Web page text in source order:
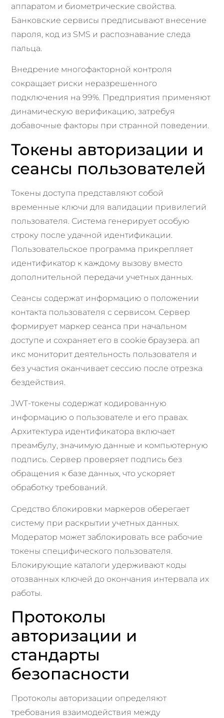
аппаратом и биометрические свойства.
Банковские сервисы предписывают внесение
пароля, код из SMS и распознавание следа
пальца.
Внедрение многофакторной контроля
сокращает риски неразрешенного
подключения на 99%. Предприятия применяют
динамическую верификацию, затребуя
добавочные факторы при странной поведении.
Токены авторизации и
сеансы пользователей
Токены доступа представляют собой
временные ключи для валидации привилегий
пользователя. Система генерирует особую
строку после удачной идентификации.
Пользовательское программа прикрепляет
идентификатор к каждому вызову вместо
дополнительной передачи учетных данных.
Сеансы содержат информацию о положении
контакта пользователя с сервисом. Сервер
формирует маркер сеанса при начальном
доступе и сохраняет его в cookie браузера. ап
икс мониторит деятельность пользователя и
без участия оканчивает сессию после отрезка
бездействия.
JWT-токены содержат кодированную
информацию о пользователе и его правах.
Архитектура идентификатора включает
преамбулу, значимую данные и компьютерную
подпись. Сервер проверяет подпись без
обращения к базе данных, что ускоряет
обработку требований.
Средство блокировки маркеров оберегает
систему при раскрытии учетных данных.
Модератор может заблокировать все рабочие
токены специфического пользователя.
Блокирующие каталоги удерживают коды
отозванных ключей до окончания интервала их
работы.
Протоколы
авторизации и
стандарты
безопасности
Протоколы авторизации определяют
требования взаимодействия между